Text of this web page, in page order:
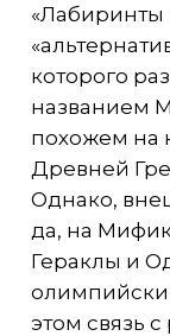
«Лабиринты
которого
названием
похожем на
Древней
Однако,
да, на
Гераклы и
этом связь